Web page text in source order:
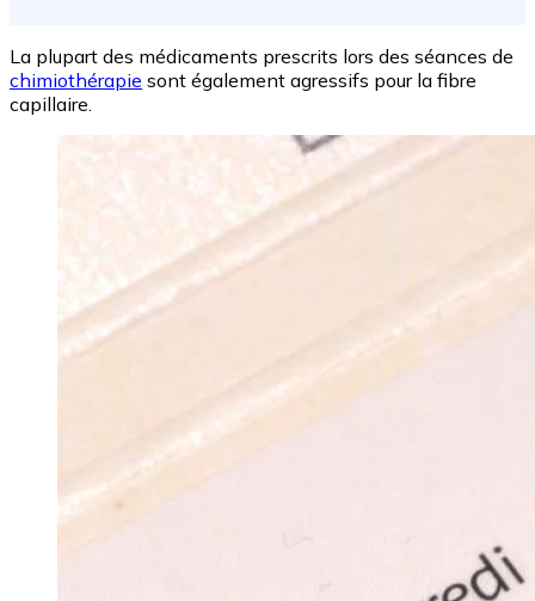
La plupart des médicaments prescrits lors des séances de
chimiothérapie sont également agressifs pour la fibre
capillaire.